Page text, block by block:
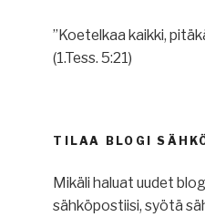
”Koetelkaa kaikki,
(1.Tess. 5:21)
TILAA BLOGI
Mikäli haluat uudet
sähköpostiisi, syötä